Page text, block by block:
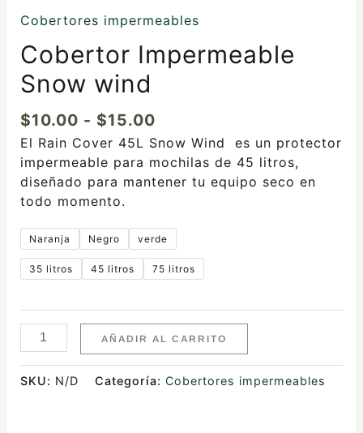
Cobertores impermeables
Cobertor Impermeable
Snow wind
$10.00 - $15.00
El Rain Cover 45L Snow Wind es un protector
impermeable para mochilas de 45 litros,
diseñado para mantener tu equipo seco en
todo momento.
Naranja Negro verde
35 litros 45 litros 75 litros
AÑADIR AL CARRITO
SKU: N/D Categoría: Cobertores impermeables